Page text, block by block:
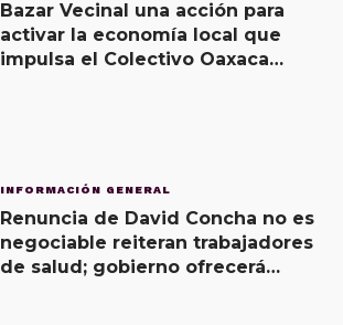
Bazar Vecinal una acción para
activar la economía local que
impulsa el Colectivo Oaxaca
INFORMACIÓN GENERAL
Renuncia de David Concha no es
negociable reiteran trabajadores
de salud; gobierno ofrecerá